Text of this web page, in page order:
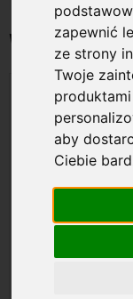
zapewnić
ze strony
Twoje
produktami
aby
Ciebie
Wiszące 19"